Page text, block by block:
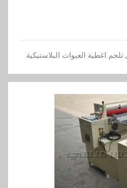
اغطية العبوات البلاستيكية